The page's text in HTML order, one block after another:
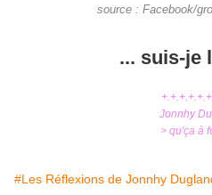
source : Facebook/
... suis-je
Jonnhy
> qu'ça à
#Les Réflexions de Jonnhy